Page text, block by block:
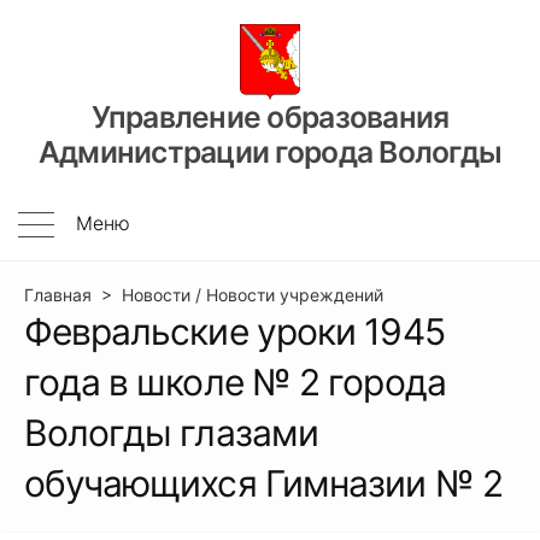
Управление образования
Администрации города Вологды
Меню
Меню
Главная > Новости/ Новости учреждений
Февральские уроки 1945
года в школе № 2 города
Вологды глазами
обучающихся Гимназии № 2